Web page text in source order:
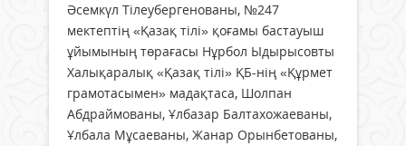
Әсемкүл Тілеубергенованы, №247
мектептің «Қазақ тілі» қоғамы бастауыш
ұйымының төрағасы Нұрбол Ыдырысовты
Халықаралық «Қазақ тілі» ҚБ-нің «Құрмет
грамотасымен» мадақтаса, Шолпан
Абдраймованы, Ұлбазар Балтахожаеваны,
Ұлбала Мұсаеваны, Жанар Орынбетованы,